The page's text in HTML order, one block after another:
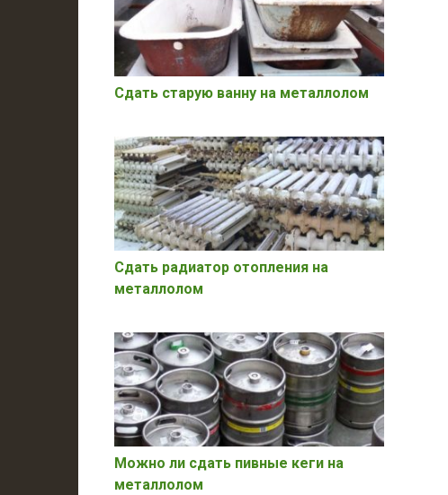
Сдать старую ванну на металлолом
Сдать радиатор отопления на
металлолом
Можно ли сдать пивные кеги на
металлолом